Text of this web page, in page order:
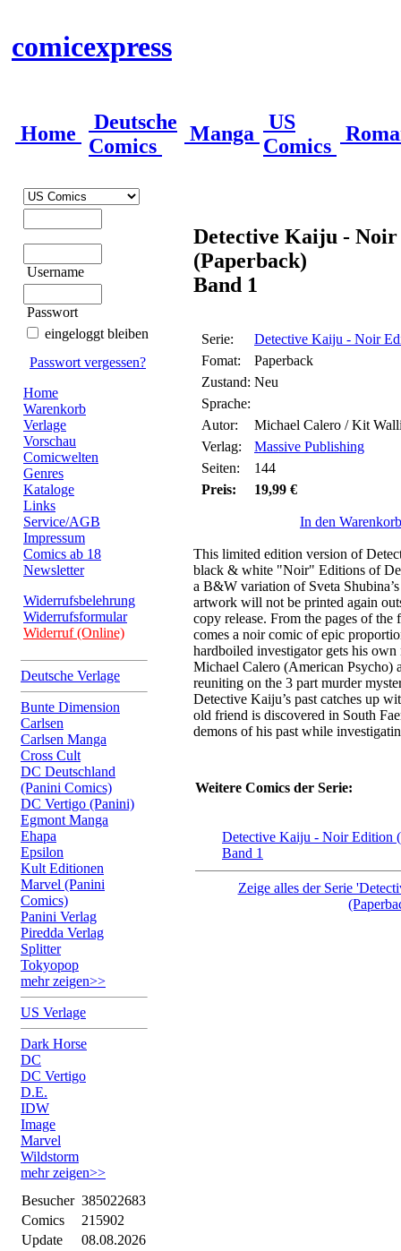
comicexpress
Home
Deutsche
Comics
Manga
US
Comics
Username
Passwort
eingeloggt bleiben
Passwort vergessen?
Home
Warenkorb
Verlage
Vorschau
Comicwelten
Genres
Kataloge
Links
Service/AGB
Impressum
Comics ab 18
Newsletter
Widerrufsbelehrung
Widerrufsformular
Widerruf (Online)
Deutsche Verlage
Bunte Dimension
Carlsen
Carlsen Manga
Cross Cult
DC Deutschland
(Panini Comics)
DC Vertigo (Panini)
Egmont Manga
Ehapa
Epsilon
Kult Editionen
Marvel (Panini
Comics)
Panini Verlag
Piredda Verlag
Splitter
Tokyopop
mehr zeigen>>
US Verlage
Dark Horse
DC
DC Vertigo
D.E.
IDW
Image
Marvel
Wildstorm
mehr zeigen>>
Besucher 385022683
Comics
215902
Update
08.08.2026
Detective Kaiju -
(Paperback)
Band 1
Serie:
Detective Kaiju - Noir
Fomat:
Paperback
Zustand: Neu
Sprache:
Autor:
Michael Calero / Kit
Verlag:
Massive Publishing
Seiten:
144
Preis:
19,99 €
In den Warenkorb
This limited edition version of
black & white "Noir" Editions of
a B&W variation of Sveta
artwork will not be printed again
copy release. From the pages of the
comes a noir comic of epic
hardboiled investigator gets his own
Michael Calero (American
reuniting on the 3 part murder
Detective Kaiju’s past catches up
old friend is discovered in South
demons of his past while
Weitere Comics der Serie:
Detective Kaiju - Noir Edition
Band 1
Zeige alles der Serie